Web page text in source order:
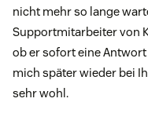
nicht mehr so lange
Supportmitarbeiter von
ob er sofort eine
mich später wieder bei
sehr wohl.